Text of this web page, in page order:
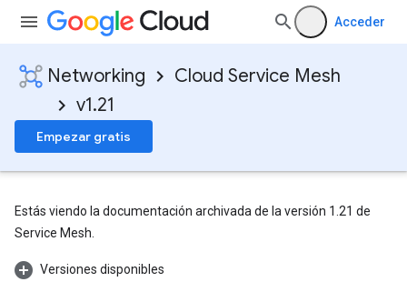
Acceder
Networking
Cloud Service Mesh
v1.21
Empezar gratis
Estás viendo la documentación archivada de la versión 1.21 de
Service Mesh.
Versiones disponibles